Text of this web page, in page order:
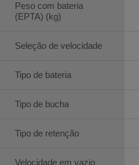
Peso com bateria
(EPTA) (kg)
Seleção de velocidade
Tipo de bateria
Tipo de bucha
Tipo de retenção
Velocidade em vazio